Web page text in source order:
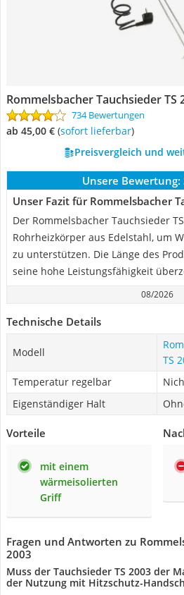
Rommelsbacher Tauchsieder TS
734 Bewertungen
ab 45,00 € ( Sofort lieferbar)
Preisvergleich und
Unsere Bewertung:
Unser Fazit für Rommelsbacher
Der Rommelsbacher Tauchsieder
Rohrheizkörper aus Edelstahl, um
zu unterstützen. Die Länge des
seine hohe Leistungsfähigkeit
08/2026
Technische Details
Modell
TS
Temperatur regelbar
Eigenständiger Halt
Vorteile
mit einem
wärmeisolierten
Griff
Fragen und Antworten zu
2003
Muss der Tauchsieder TS 2003 der
der Nutzung mit Hitzschutz-